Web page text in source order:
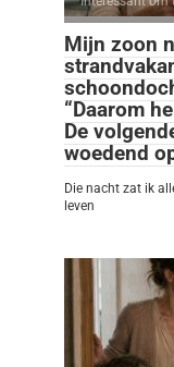
Mijn zoon
“Daarom
De
woedend
Die nacht zat ik
leven